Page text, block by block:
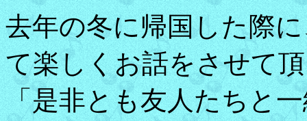
去年の冬に帰国した際
て楽しくお話をさせて
「是非とも友人たちと